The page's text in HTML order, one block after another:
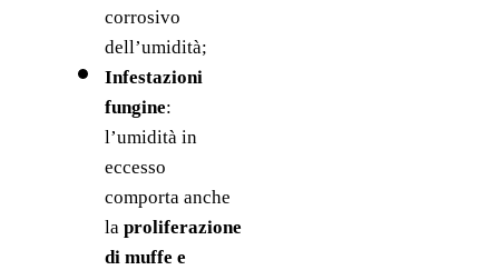
corrosivo
dell’umidità;
Infestazioni
fungine:
l’umidità in
eccesso
comporta anche
la proliferazione
di muffe e